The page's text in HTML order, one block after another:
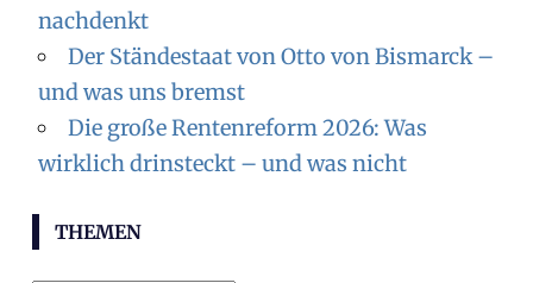
nachdenkt
Der Ständestaat von Otto von Bismarck –
und was uns bremst
Die große Rentenreform 2026: Was
wirklich drinsteckt – und was nicht
THEMEN